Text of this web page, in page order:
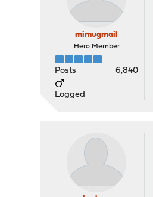
mimugmail
Hero Member
Posts 6,840
Logged